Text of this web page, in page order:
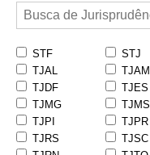
STF STJ
TJAL
TJAM
TJDF
TJES
TJMG
TJMS
TJPI
TJPR
TJRS
TJSC